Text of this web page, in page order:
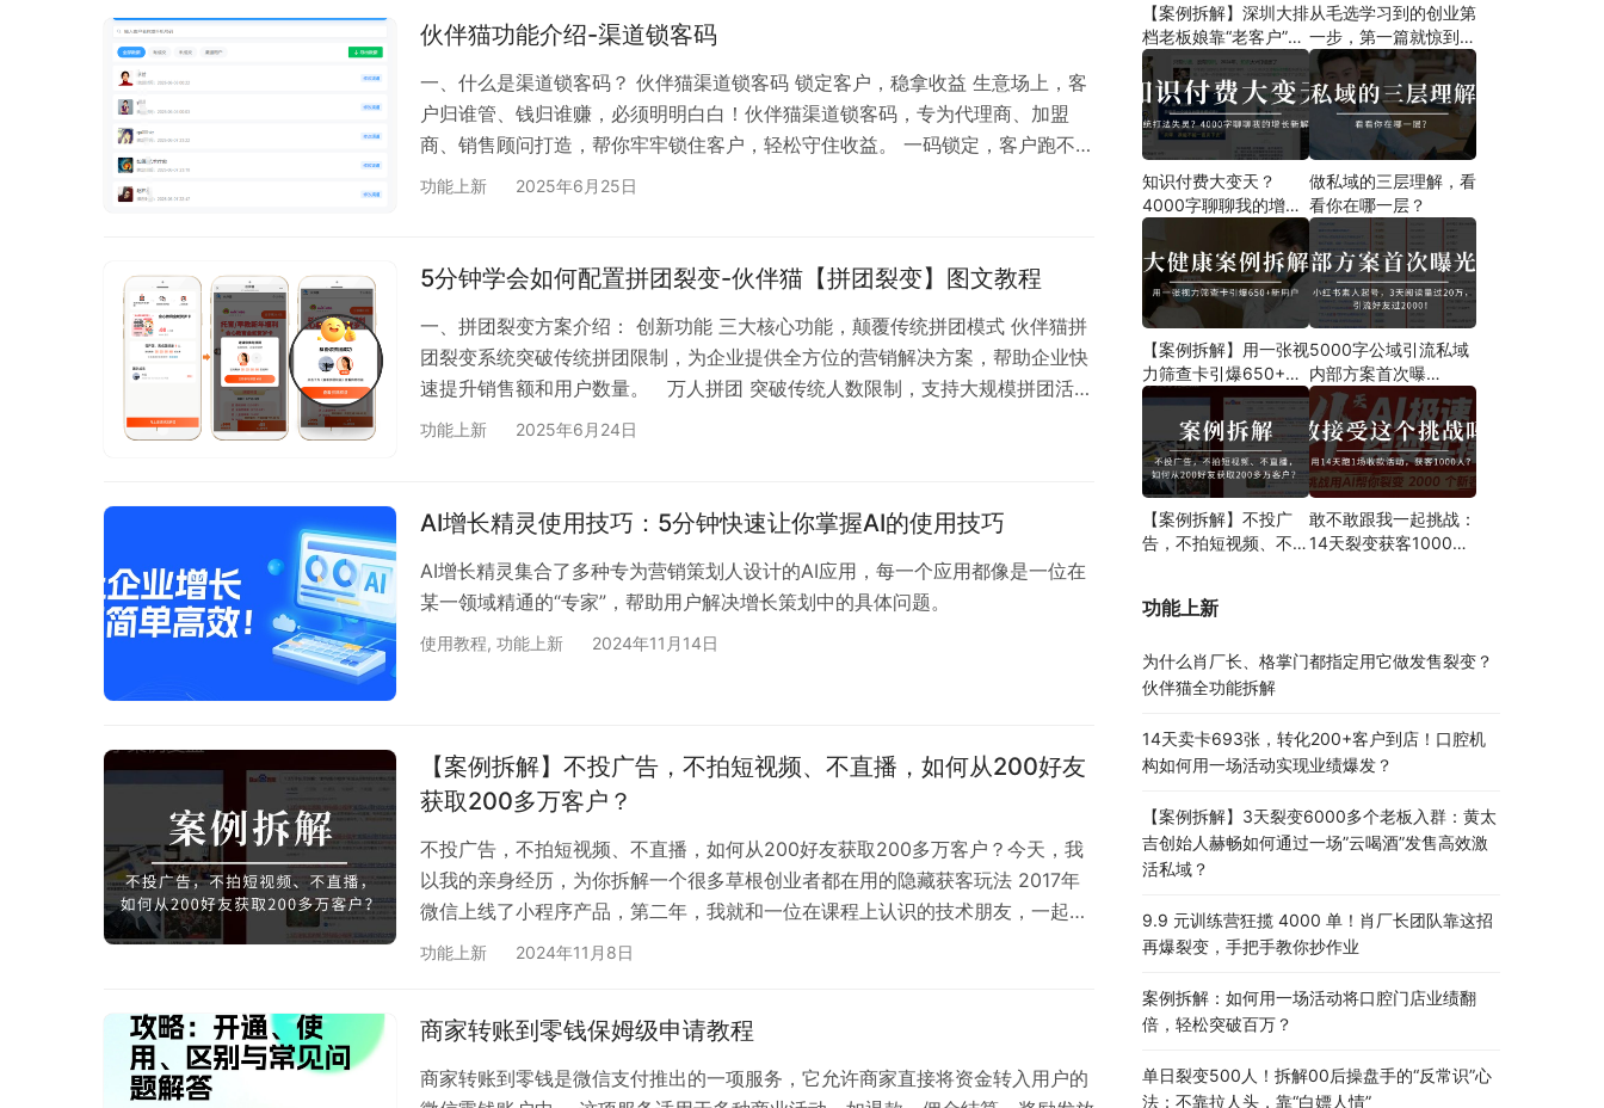
码，每个门店拉来多少客户，有多少人进群，数据清清楚楚。通过这些数据，你
伙伴猫功能介绍-渠道锁客码
一、什么是渠道锁客码？ 伙伴猫渠道锁客码 锁定客户，稳拿收益 生意场上，客
户归谁管、钱归谁赚，必须明明白白！伙伴猫渠道锁客码，专为代理商、加盟
商、销售顾问打造，帮你牢牢锁住客户，轻松守住收益。 一码锁定，客户跑不掉
客户扫推荐人的渠道锁客码，后续所有设置了渠道锁客码的活动里，他和他拉来
同区域的代理商配置专属渠道锁客码，用于线上线下推广活动。当代理商辖区
功能上新 2025年6月25日
5分钟学会如何配置拼团裂变-伙伴猫【拼团裂变】图文教程
一、拼团裂变方案介绍： 创新功能 三大核心功能，颠覆传统拼团模式 伙伴猫拼
团裂变系统突破传统拼团限制，为企业提供全方位的营销解决方案，帮助企业快
速提升销售额和用户数量。 万人拼团 突破传统人数限制，支持大规模拼团活动
打破传统2-10人限制，支持万人级参团规模 通过规模化降低单品成本，获客成
参团 拼团+分销 用…
功能上新 2025年6月24日
AI增长精灵使用技巧：5分钟快速让你掌握AI的使用技巧
AI增长精灵集合了多种专为营销策划人设计的AI应用，每一个应用都像是一位在
某一领域精通的“专家”，帮助用户解决增长策划中的具体问题。
使用教程, 功能上新 2024年11月14日
【案例拆解】不投广告，不拍短视频、不直播，如何从200好友
获取200多万客户？
不投广告，不拍短视频、不直播，如何从200好友获取200多万客户？今天，我
以我的亲身经历，为你拆解一个很多草根创业者都在用的隐藏获客玩法 2017年
微信上线了小程序产品，第二年，我就和一位在课程上认识的技术朋友，一起冲
进了小程序创业的浪潮中……我们做了一款群工具，想要快速获得百万用户 但
计第一个念头就是做短视频了，当初短视频还没有流行起来，而我采取的第一…
功能上新 2024年11月8日
商家转账到零钱保姆级申请教程
商家转账到零钱是微信支付推出的一项服务，它允许商家直接将资金转入用户的
【案例拆解】深圳大排
档老板娘靠“老客户”一
招翻盘，营业额狂飙翻
倍，8点后爆满停单！
从毛选学习到的创业第
一步​，第一篇就惊到我
了！
知识付费大变天？
4000字聊聊我的增长
新解法
做私域的三层理解，看
看你在哪一层？
【案例拆解】用一张视
力筛查卡引爆650+新
用户！大健康门诊也能
用裂变发售玩转精准引
流！
5000字公域引流私域
内部方案首次曝
光！！！案例分析、操
作步骤都有！
【案例拆解】不投广
告，不拍短视频、不直
敢不敢跟我一起挑战：
14天裂变获客1000
功能上新
为什么肖厂长、格掌门都指定用它做发售裂变？
伙伴猫全功能拆解
14天卖卡693张，转化200+客户到店！口腔机
构如何用一场活动实现业绩爆发？
【案例拆解】3天裂变6000多个老板入群：黄太
吉创始人赫畅如何通过一场”云喝酒”发售高效激
活私域？
9.9 元训练营狂揽 4000 单！肖厂长团队靠这招
再爆裂变，手把手教你抄作业
案例拆解：如何用一场活动将口腔门店业绩翻
倍，轻松突破百万？
单日裂变500人！拆解00后操盘手的“反常识”心
法：不靠拉人头，靠“白嫖人情”